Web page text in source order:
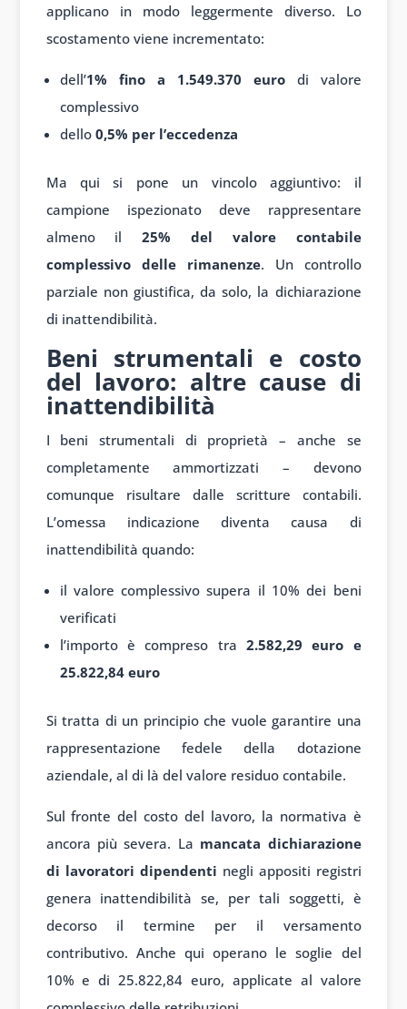
applicano in modo leggermente diverso. Lo
scostamento viene incrementato:
dell’1% fino a 1.549.370 eurodi valore
complessivo
dello 0,5% per l’eccedenza
Ma qui si pone un vincolo aggiuntivo: il
campione ispezionato deve rappresentare
almeno il25% del valore contabile
complessivo delle rimanenze. Un controllo
parziale non giustifica, da solo, la dichiarazione
di inattendibilità.
Beni strumentali e costo
del lavoro: altre cause di
inattendibilità
I beni strumentali di proprietà – anche se
completamente ammortizzati – devono
comunque risultare dalle scritture contabili.
L’omessa indicazione diventa causa di
inattendibilità quando:
il valore complessivo supera il 10% dei beni
verificati
l’importo è compreso tra 2.582,29 euro e
25.822,84 euro
Si tratta di un principio che vuole garantire una
rappresentazione fedele della dotazione
aziendale, al di là del valore residuo contabile.
Sul fronte del costo del lavoro, la normativa è
ancora più severa. La mancata dichiarazione
di lavoratori dipendenti negli appositi registri
genera inattendibilità se, per tali soggetti, è
decorso il termine per il versamento
contributivo. Anche qui operano le soglie del
10% e di 25.822,84 euro, applicate al valore